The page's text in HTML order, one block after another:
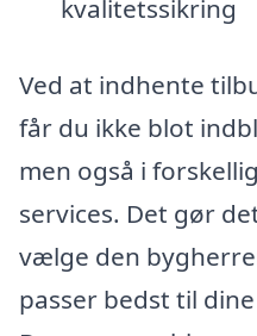
kvalitetssikring
Ved at indhente
får du ikke blot
men også i
services. Det gør
vælge den
passer bedst til